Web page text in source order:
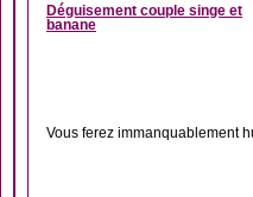
Déguisement couple singe et
banane
Vous ferez immanquablement